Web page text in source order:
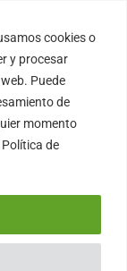
cookies o
y procesar
Puede
de
momento
de